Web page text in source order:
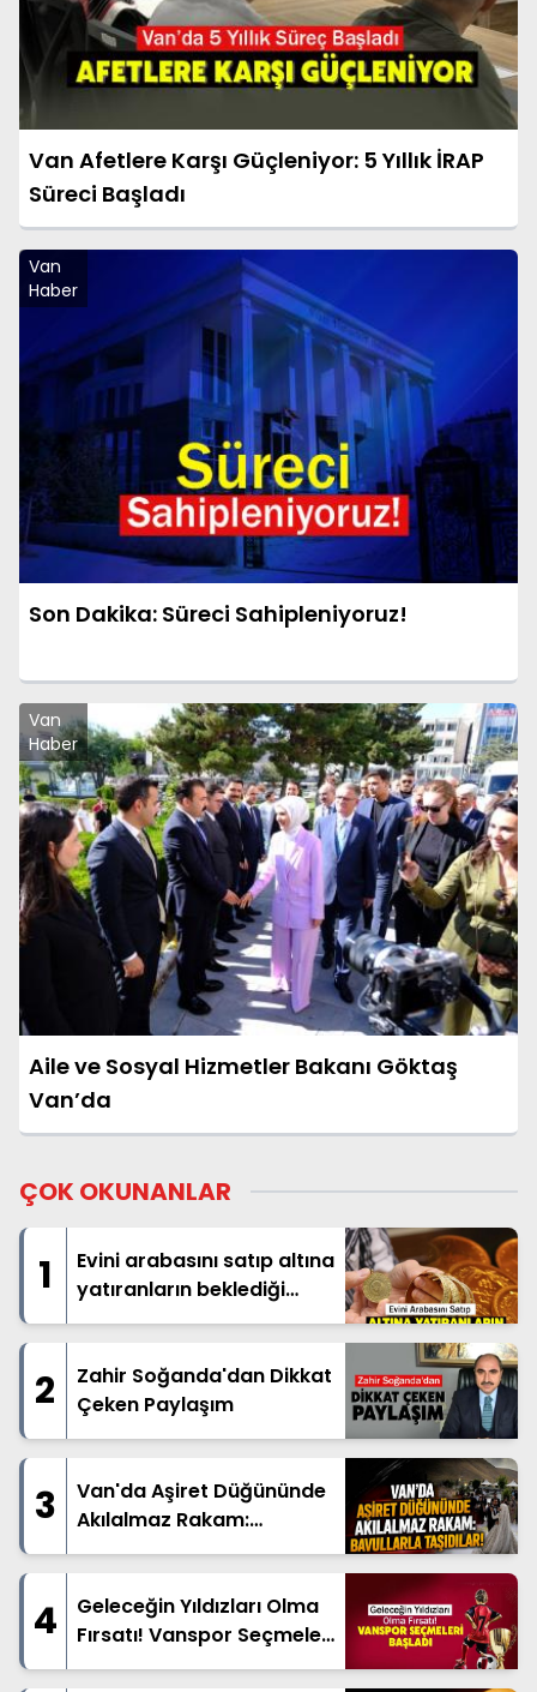
Van Afetlere Karşı Güçleniyor: 5 Yıllık İRAP
Süreci Başladı
Van
Haber
Son Dakika: Süreci Sahipleniyoruz!
Van
Haber
Aile ve Sosyal Hizmetler Bakanı Göktaş
Van’da
ÇOK OKUNANLAR
1
Evini arabasını satıp altına
yatıranların beklediği
haber geldi
2
Zahir Soğanda'dan Dikkat
Çeken Paylaşım
3
Van'da Aşiret Düğününde
Akılalmaz Rakam:
Bavullarla Taşıdılar!
4
Geleceğin Yıldızları Olma
Fırsatı! Vanspor Seçmeleri
Başladı